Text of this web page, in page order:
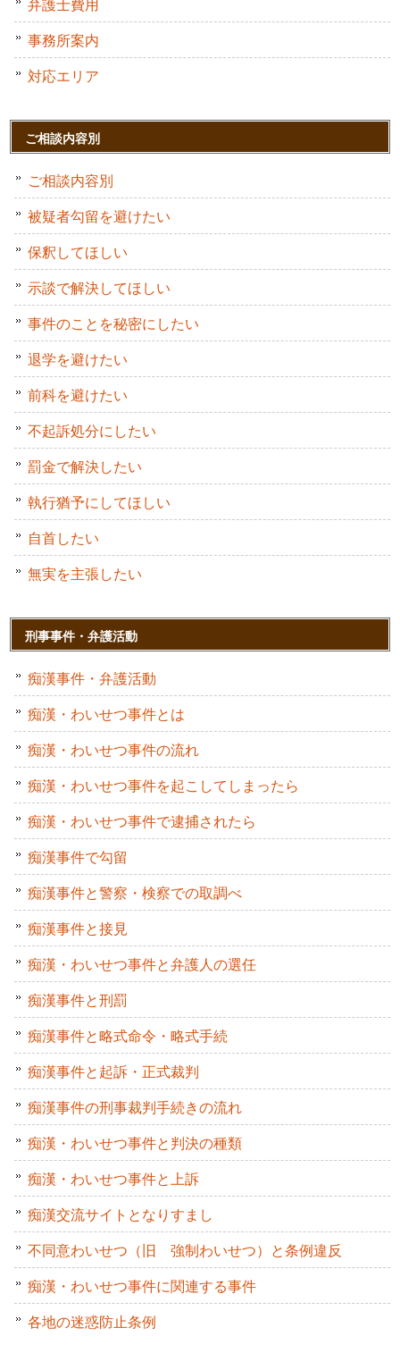
事務所案内
対応エリア
ご相談内容別
ご相談内容別
被疑者勾留を避けたい
保釈してほしい
示談で解決してほしい
事件のことを秘密にしたい
退学を避けたい
前科を避けたい
不起訴処分にしたい
罰金で解決したい
執行猶予にしてほしい
自首したい
無実を主張したい
刑事事件・弁護活動
痴漢事件・弁護活動
痴漢・わいせつ事件とは
痴漢・わいせつ事件の流れ
痴漢・わいせつ事件を起こしてしまったら
痴漢・わいせつ事件で逮捕されたら
痴漢事件で勾留
痴漢事件と警察・検察での取調べ
痴漢事件と接見
痴漢・わいせつ事件と弁護人の選任
痴漢事件と刑罰
痴漢事件と略式命令・略式手続
痴漢事件と起訴・正式裁判
痴漢事件の刑事裁判手続きの流れ
痴漢・わいせつ事件と判決の種類
痴漢・わいせつ事件と上訴
痴漢交流サイトとなりすまし
不同意わいせつ（旧 強制わいせつ）と条例違反
痴漢・わいせつ事件に関連する事件
各地の迷惑防止条例